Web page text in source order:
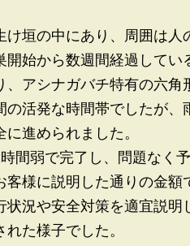
け垣の中にあり、周囲は
開始から数週間経過して
、アシナガバチ特有の六
の活発な時間帯でしたが
進められました。
間弱で完了し、問題なく
客様に説明した通りの金
状況や安全対策を適宜説
た様子でした。